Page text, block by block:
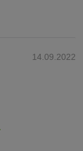
14.09.2022